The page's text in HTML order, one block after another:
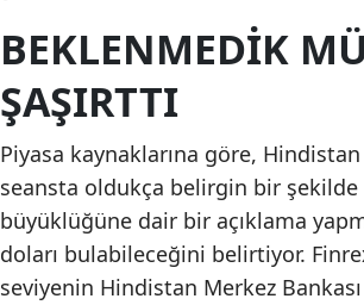
BEKLENMEDIK
ŞAŞIRTTI
Piyasa kaynaklarına göre,
seansta oldukça belirgin bir
büyüklüğüne dair bir açıklama
doları bulabileceğini belirtiyor.
seviyenin Hindistan Merkez